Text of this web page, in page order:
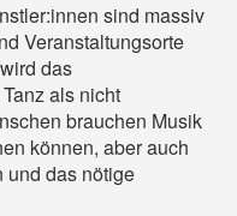
sind massiv
Veranstaltungsorte
das
als nicht
brauchen Musik
können, aber auch
und das nötige